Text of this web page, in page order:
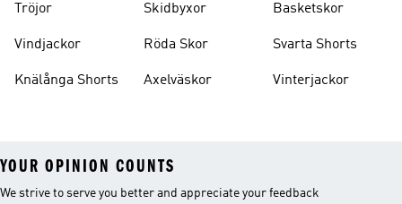
Tröjor
Vindjackor
Knälånga Shorts
Skidbyxor
Röda Skor
Axelväskor
Basketskor
Svarta Shorts
Vinterjackor
YOUR OPINION COUNTS
We strive to serve you better and appreciate your feedback